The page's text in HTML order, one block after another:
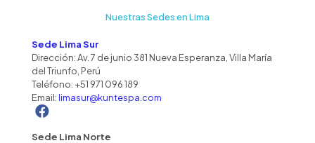
Nuestras Sedes en Lima
Sede Lima Sur
Dirección: Av. 7 de junio 381 Nueva Esperanza, Villa María
del Triunfo, Perú
Teléfono: +51 971 096 189
Email:limasur@kuntespa.com
Sede Lima Norte